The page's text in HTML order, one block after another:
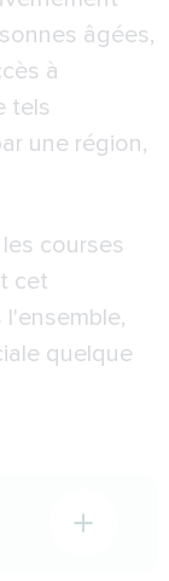
âgées,
à
tels
une région,
courses
cet
quelque